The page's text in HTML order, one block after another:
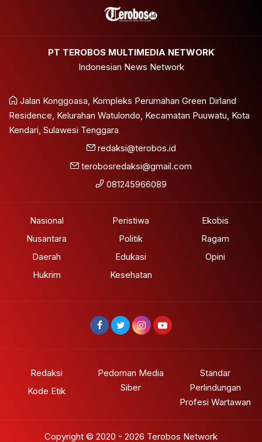
PT TEROBOS MULTIMEDIA NETWORK
Indonesian News Network
Jalan Konggoasa, Kompleks Perumahan Green Dirland
Residence, Kelurahan Watulondo, Kecamatan Puuwatu, Kota
Kendari, Sulawesi Tenggara
redaksi@terobos.id
terobosredaksi@gmail.com
081245966089
Nasional
Nusantara
Daerah
Hukrim
Peristiwa
Politik
Edukasi
Kesehatan
Ekobis
Ragam
Opini
Redaksi
Kode Etik
Pedoman Media
Siber
Standar
Perlindungan
Profesi Wartawan
Copyright © 2020 - 2026 Terobos Network